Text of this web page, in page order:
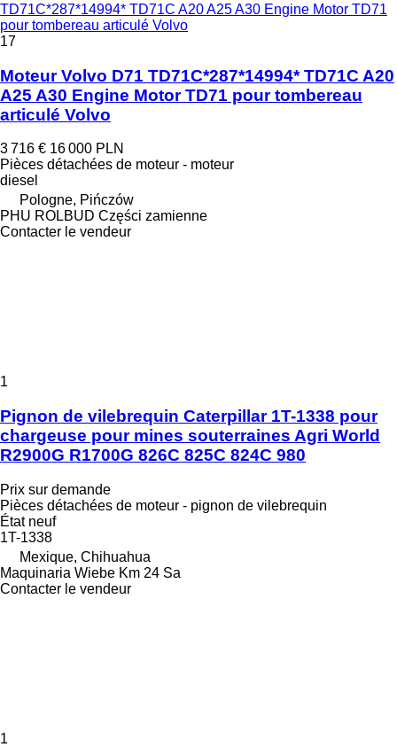
TD71C*287*14994* TD71C A20 A25 A30 Engine Motor TD71
pour tombereau articulé Volvo
17
Moteur Volvo D71 TD71C*287*14994* TD71C A20
A25 A30 Engine Motor TD71 pour tombereau
articulé Volvo
3 716 € 16 000 PLN
Pièces détachées de moteur - moteur
diesel
Pologne, Pińczów
PHU ROLBUD Części zamienne
Contacter le vendeur
1
Pignon de vilebrequin Caterpillar 1T-1338 pour
chargeuse pour mines souterraines Agri World
R2900G R1700G 826C 825C 824C 980
Prix sur demande
Pièces détachées de moteur - pignon de vilebrequin
Étatneuf
1T-1338
Mexique, Chihuahua
Maquinaria Wiebe Km 24 Sa
Contacter le vendeur
1